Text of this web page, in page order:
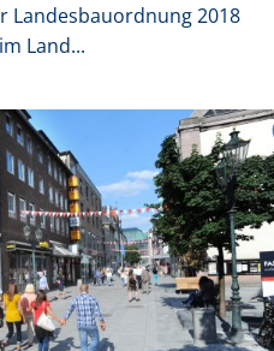
Landesbauordnung 2018
Land...